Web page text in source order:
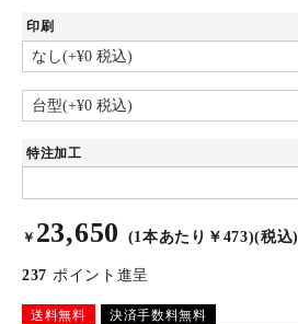
印刷
特注加工
￥ 23,650 (1本あたり￥473)(税込)
237 ポイント進呈
送料無料 決済手数料無料